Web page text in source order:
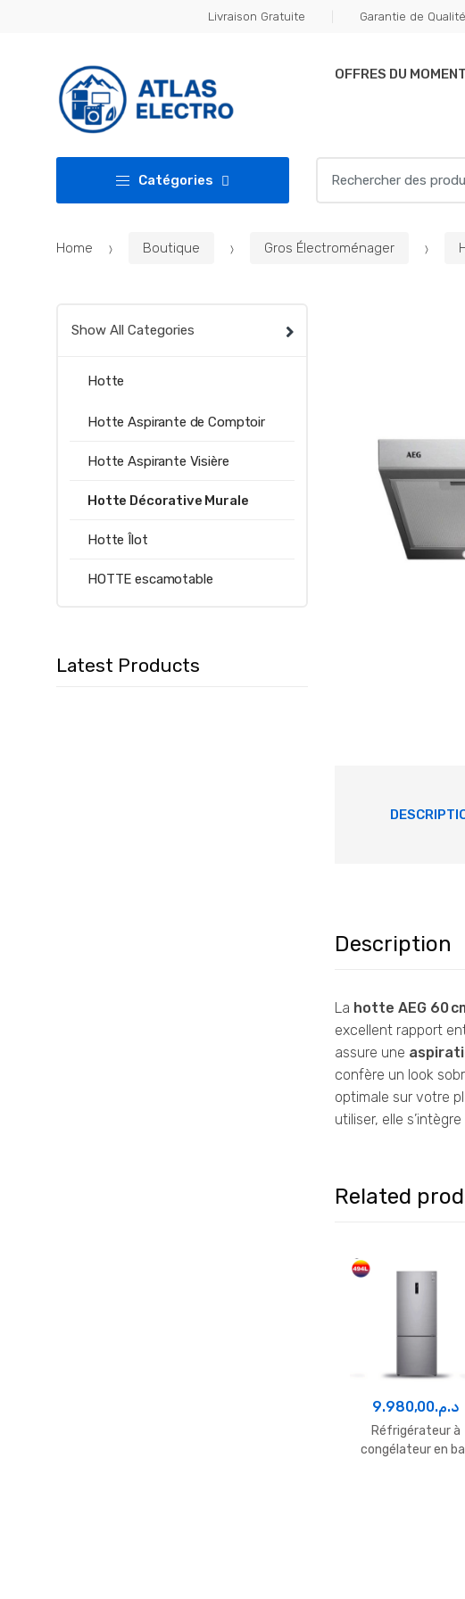
Livraison Gratuite Garantie de
OFFRES DU MOMENT
Catégories
for:
Home Boutique Gros Électroménager
Description
La hotte AEG 60
excellent rapport
assure une
confère un look
optimale sur votre
utiliser, elle
Related
د.م.9.980,00
Réfrigérateur à
congélateur en
Show All Categories
Hotte
Hotte Aspirante de Comptoir
Hotte Aspirante Visière
Hotte Décorative Murale
Hotte Îlot
HOTTE escamotable
Latest Products